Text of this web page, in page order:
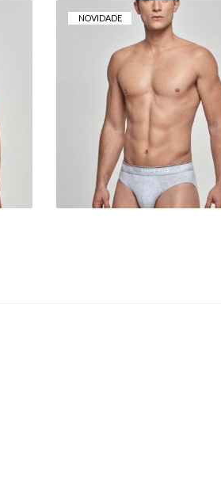
NOVIDADE
SLIP IMPETUS BIO
COTTON
17,00 €